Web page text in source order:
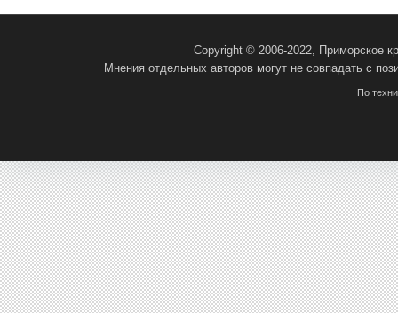
Copyright © 2006-2022, Приморское
Мнения отдельных авторов могут не совпадать с
По